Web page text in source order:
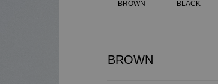
BROWN BLACK
BROWN